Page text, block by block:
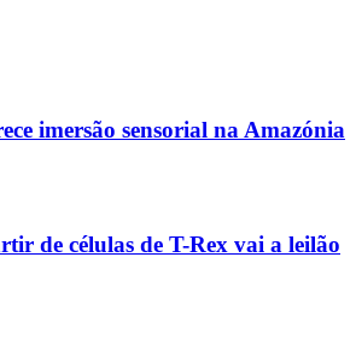
imersão sensorial na Amazónia
de células de T-Rex vai a leilão